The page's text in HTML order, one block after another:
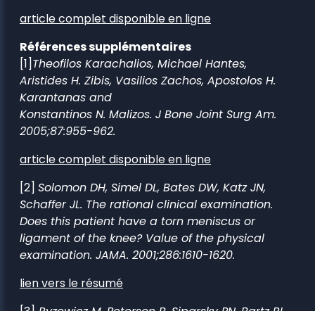
article complet disponible en ligne
Références supplémentaires
[1]Theofilos Karachalios, Michael Hantes,
Aristides H. Zibis, Vasilios Zachos, Apostolos H.
Karantanas and
Konstantinos N. Malizos. J Bone Joint Surg Am.
2005;87:955-962.
article complet disponible en ligne
[2] Solomon DH, Simel DL, Bates DW, Katz JN,
Schaffer JL. The rational clinical examination.
Does this patient have a torn meniscus or
ligament of the knee? Value of the physical
examination. JAMA. 2001;286:1610-1620.
lien vers le résumé